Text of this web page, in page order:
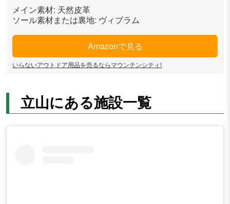
メイン素材: 天然皮革
ソール素材または裏地: ヴィブラム
Amazonで見る
いらないアウトドア用品を売るならマウンテンシティ!
立山にある施設一覧